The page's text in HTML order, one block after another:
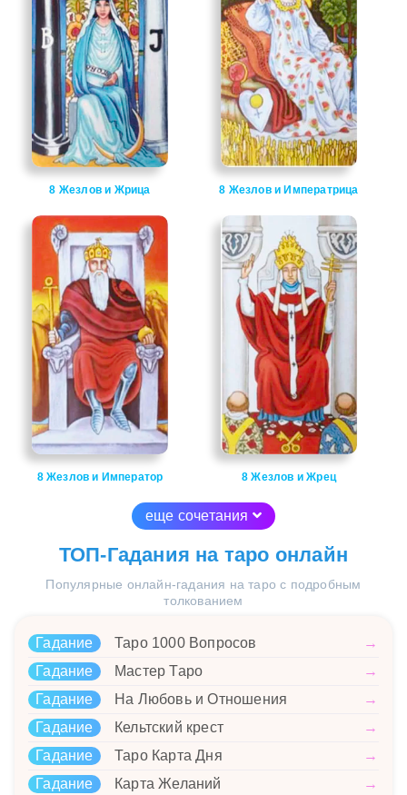
8 Жезлов и Жрица 8 Жезлов и Императрица
8 Жезлов и Император 8 Жезлов и Жрец
еще сочетания
ТОП-Гадания на таро онлайн
Популярные онлайн-гадания на таро с подробным
толкованием
Гадание Таро 1000 Вопросов
→
Гадание
Мастер Таро
→
Гадание
На Любовь и Отношения
→
Гадание
Кельтский крест
→
Гадание
Таро Карта Дня
→
Гадание
Карта Желаний →